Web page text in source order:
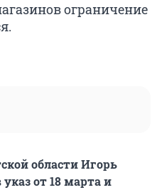
ограничение
области Игорь
от 18 марта и